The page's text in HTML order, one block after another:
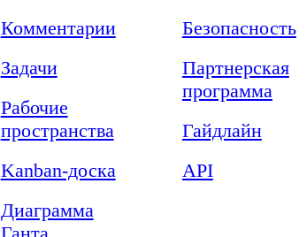
Комментарии
Задачи
Рабочие
пространства
Kanban-доска
Диаграмма
Безопасность
Партнерская
программа
Гайдлайн
API